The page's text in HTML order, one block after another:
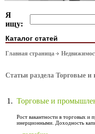
Я
ищу:
Каталог статей
Главная страница
Статьи раздела Торговые
1. Торговые и
Рост вакантности в торговых и
инерционными. Доходность